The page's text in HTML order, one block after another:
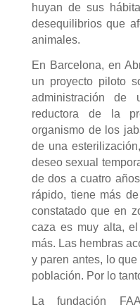
huyan de sus
desequilibrios que
animales.
En Barcelona, en
un proyecto piloto
administración de
reductora de la
organismo de los
de una
deseo sexual
de dos a cuatro
rápido, tiene más
constatado que en
caza es muy alta,
más. Las hembras
y paren antes, lo
población. Por lo
La fundación